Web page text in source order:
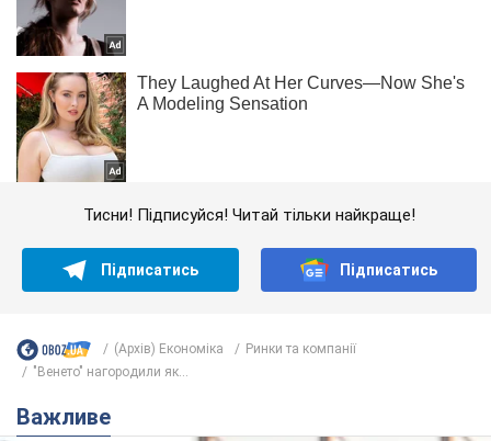
Тисни! Підписуйся! Читай тільки найкраще!
Підписатись Підписатись
(Архів) Економіка
Ринки та компанії
"Венето" нагородили як...
Важливе